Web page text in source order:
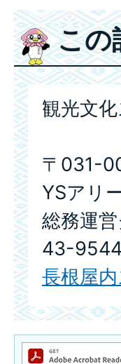
この
観光文
〒031-
YSアリ
総務運
43-
長根屋